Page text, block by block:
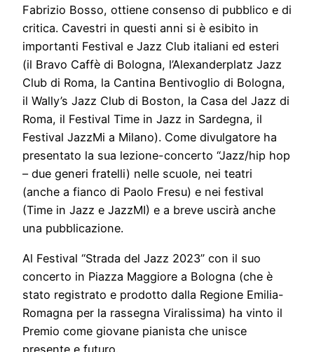
Fabrizio Bosso, ottiene consenso di pubblico e di
critica. Cavestri in questi anni si è esibito in
importanti Festival e Jazz Club italiani ed esteri
(il Bravo Caffè di Bologna, l’Alexanderplatz Jazz
Club di Roma, la Cantina Bentivoglio di Bologna,
il Wally’s Jazz Club di Boston, la Casa del Jazz di
Roma, il Festival Time in Jazz in Sardegna, il
Festival JazzMi a Milano). Come divulgatore ha
presentato la sua lezione-concerto “Jazz/hip hop
– due generi fratelli) nelle scuole, nei teatri
(anche a fianco di Paolo Fresu) e nei festival
(Time in Jazz e JazzMI) e a breve uscirà anche
una pubblicazione.
Al Festival “Strada del Jazz 2023” con il suo
concerto in Piazza Maggiore a Bologna (che è
stato registrato e prodotto dalla Regione Emilia-
Romagna per la rassegna Viralissima) ha vinto il
Premio come giovane pianista che unisce
presente e futuro.